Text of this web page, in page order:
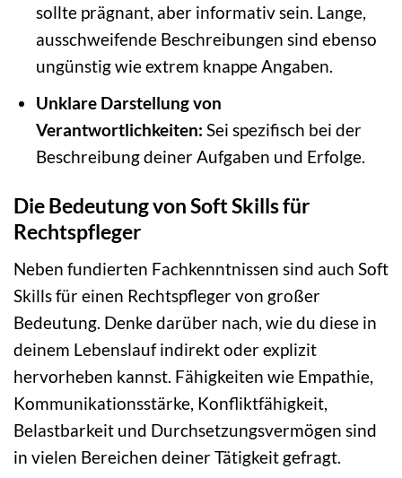
sollte prägnant, aber informativ sein. Lange,
ausschweifende Beschreibungen sind ebenso
ungünstig wie extrem knappe Angaben.
Unklare Darstellung von
Verantwortlichkeiten: Sei spezifisch bei der
Beschreibung deiner Aufgaben und Erfolge.
Die Bedeutung von Soft Skills für
Rechtspfleger
Neben fundierten Fachkenntnissen sind auch Soft
Skills für einen Rechtspfleger von großer
Bedeutung. Denke darüber nach, wie du diese in
deinem Lebenslauf indirekt oder explizit
hervorheben kannst. Fähigkeiten wie Empathie,
Kommunikationsstärke, Konfliktfähigkeit,
Belastbarkeit und Durchsetzungsvermögen sind
in vielen Bereichen deiner Tätigkeit gefragt.